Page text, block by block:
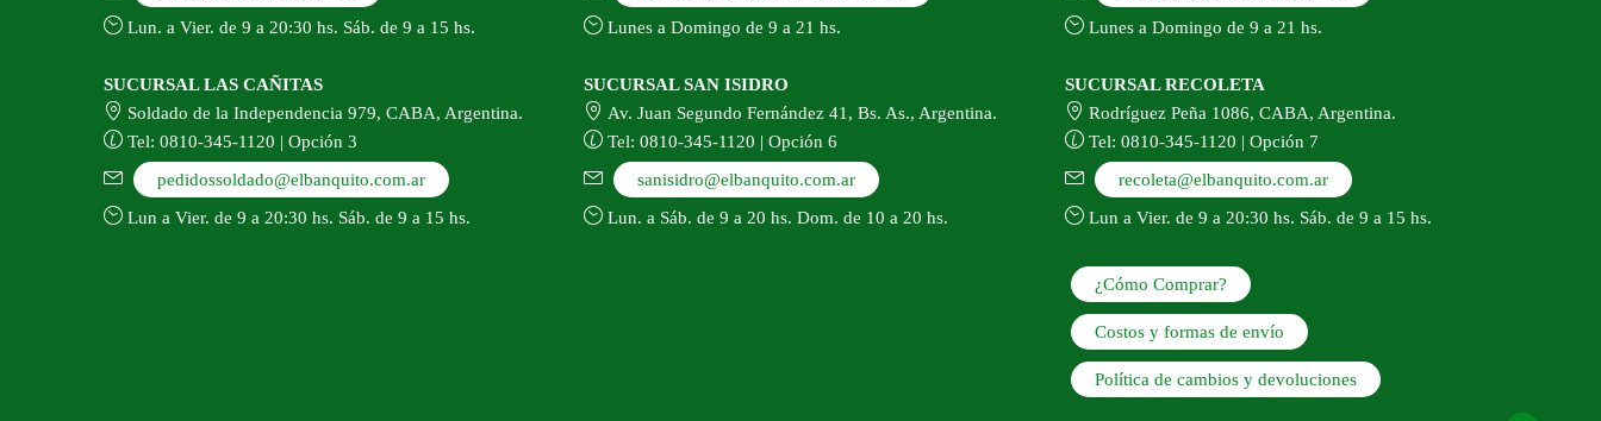
Lun. a Vier. de 9 a 20:30 hs. Sáb. de 9 a 15 hs.
SUCURSAL LAS CAÑITAS
Soldado de la Independencia 979, CABA, Argentina.
Tel: 0810-345-1120 | Opción 3
pedidossoldado@elbanquito.com.ar
Lun a Vier. de 9 a 20:30 hs. Sáb. de 9 a 15 hs.
Lunes a Domingo de 9 a 21 hs.
SUCURSAL SAN ISIDRO
Av. Juan Segundo Fernández 41, Bs. As., Argentina.
Tel: 0810-345-1120 | Opción 6
sanisidro@elbanquito.com.ar
Lun. a Sáb. de 9 a 20 hs. Dom. de 10 a 20 hs.
Lunes a Domingo de 9 a 21 hs.
SUCURSAL RECOLETA
Rodríguez Peña 1086, CABA, Argentina.
Tel: 0810-345-1120 | Opción 7
recoleta@elbanquito.com.ar
Lun a Vier. de 9 a 20:30 hs. Sáb. de 9 a 15 hs.
¿Cómo Comprar?
Costos y formas de envío
Política de cambios y devoluciones